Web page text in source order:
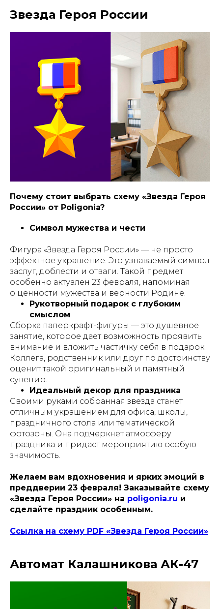
Звезда Героя России
Почему стоит выбрать схему «Звезда Героя
России» от Poligonia?
Символ мужества и чести
Фигура «Звезда Героя России» — не просто
эффектное украшение. Это узнаваемый символ
заслуг, доблести и отваги. Такой предмет
особенно актуален 23 февраля, напоминая
о ценности мужества и верности Родине.
Рукотворный подарок с глубоким
смыслом
Сборка паперкрафт-фигуры — это душевное
занятие, которое дает возможность проявить
внимание и вложить частичку себя в подарок.
Коллега, родственник или друг по достоинству
оценит такой оригинальный и памятный
сувенир.
Идеальный декор для праздника
Своими руками собранная звезда станет
отличным украшением для офиса, школы,
праздничного стола или тематической
фотозоны. Она подчеркнет атмосферу
праздника и придаст мероприятию особую
значимость.
Желаем вам вдохновения и ярких эмоций в
преддверии 23 февраля! Заказывайте схему
«Звезда Героя России» на poligonia.ru и
сделайте праздник особенным.
Ссылка на схему PDF «Звезда Героя России»
Автомат Калашникова АК-47